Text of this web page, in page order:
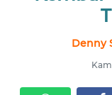
Denny